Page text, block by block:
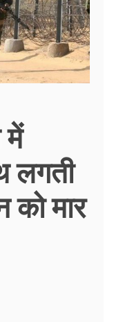
में
लगती
को मार